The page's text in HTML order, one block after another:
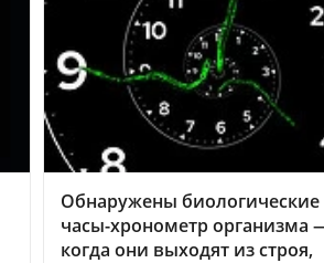
Обнаружены биологические
часы-хронометр организма
когда они выходят из строя,